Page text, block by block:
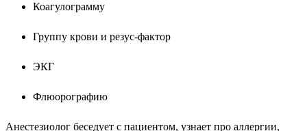
Коагулограмму
Группу крови и резус-фактор
ЭКГ
Флюорографию
Анестезиолог беседует с пациентом, узнает про аллергии,